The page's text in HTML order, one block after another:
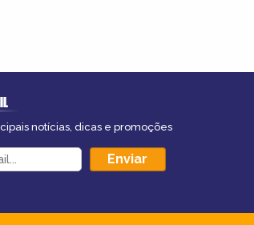
notícias, dicas e promoções